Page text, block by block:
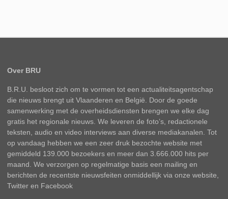
Over BRU
B.R.U. besloot zich om te vormen tot een actualiteitsagentschap
die nieuws brengt uit Vlaanderen en België. Door de goede
samenwerking met de overheidsdiensten brengen we elke dag
gratis het regionale nieuws. We leveren de foto’s, redactionele
teksten, audio en video interviews aan diverse mediakanalen. Tot
op vandaag hebben we een zeer druk bezochte website met
gemiddeld 139.000 bezoekers en meer dan 3.666.000 hits per
maand. We verzorgen op regelmatige basis een mailing en
berichten de recentste nieuwsfeiten onmiddellijk via onze website,
Twitter en Facebook